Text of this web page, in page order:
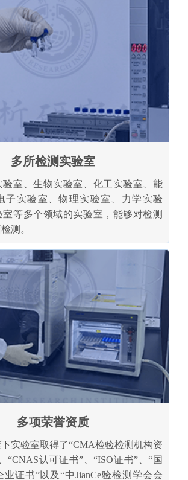
多所检测实验室
验室、生物实验室、化工实验室、能
子实验室、物理实验室、力学实验
等多个领域的实验室，能够对检测
测。
多项荣誉资质
实验室取得了“CMA检验检测机构资
“CNAS认可证书”、“ISO证书”、“国
证书”以及“中JianCe验检测学会会